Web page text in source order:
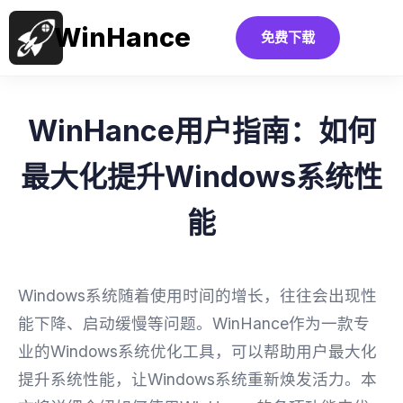
WinHance 免费下载
WinHance用户指南：如何
最大化提升Windows系统性
能
Windows系统随着使用时间的增长，往往会出现性
能下降、启动缓慢等问题。WinHance作为一款专
业的Windows系统优化工具，可以帮助用户最大化
提升系统性能，让Windows系统重新焕发活力。本